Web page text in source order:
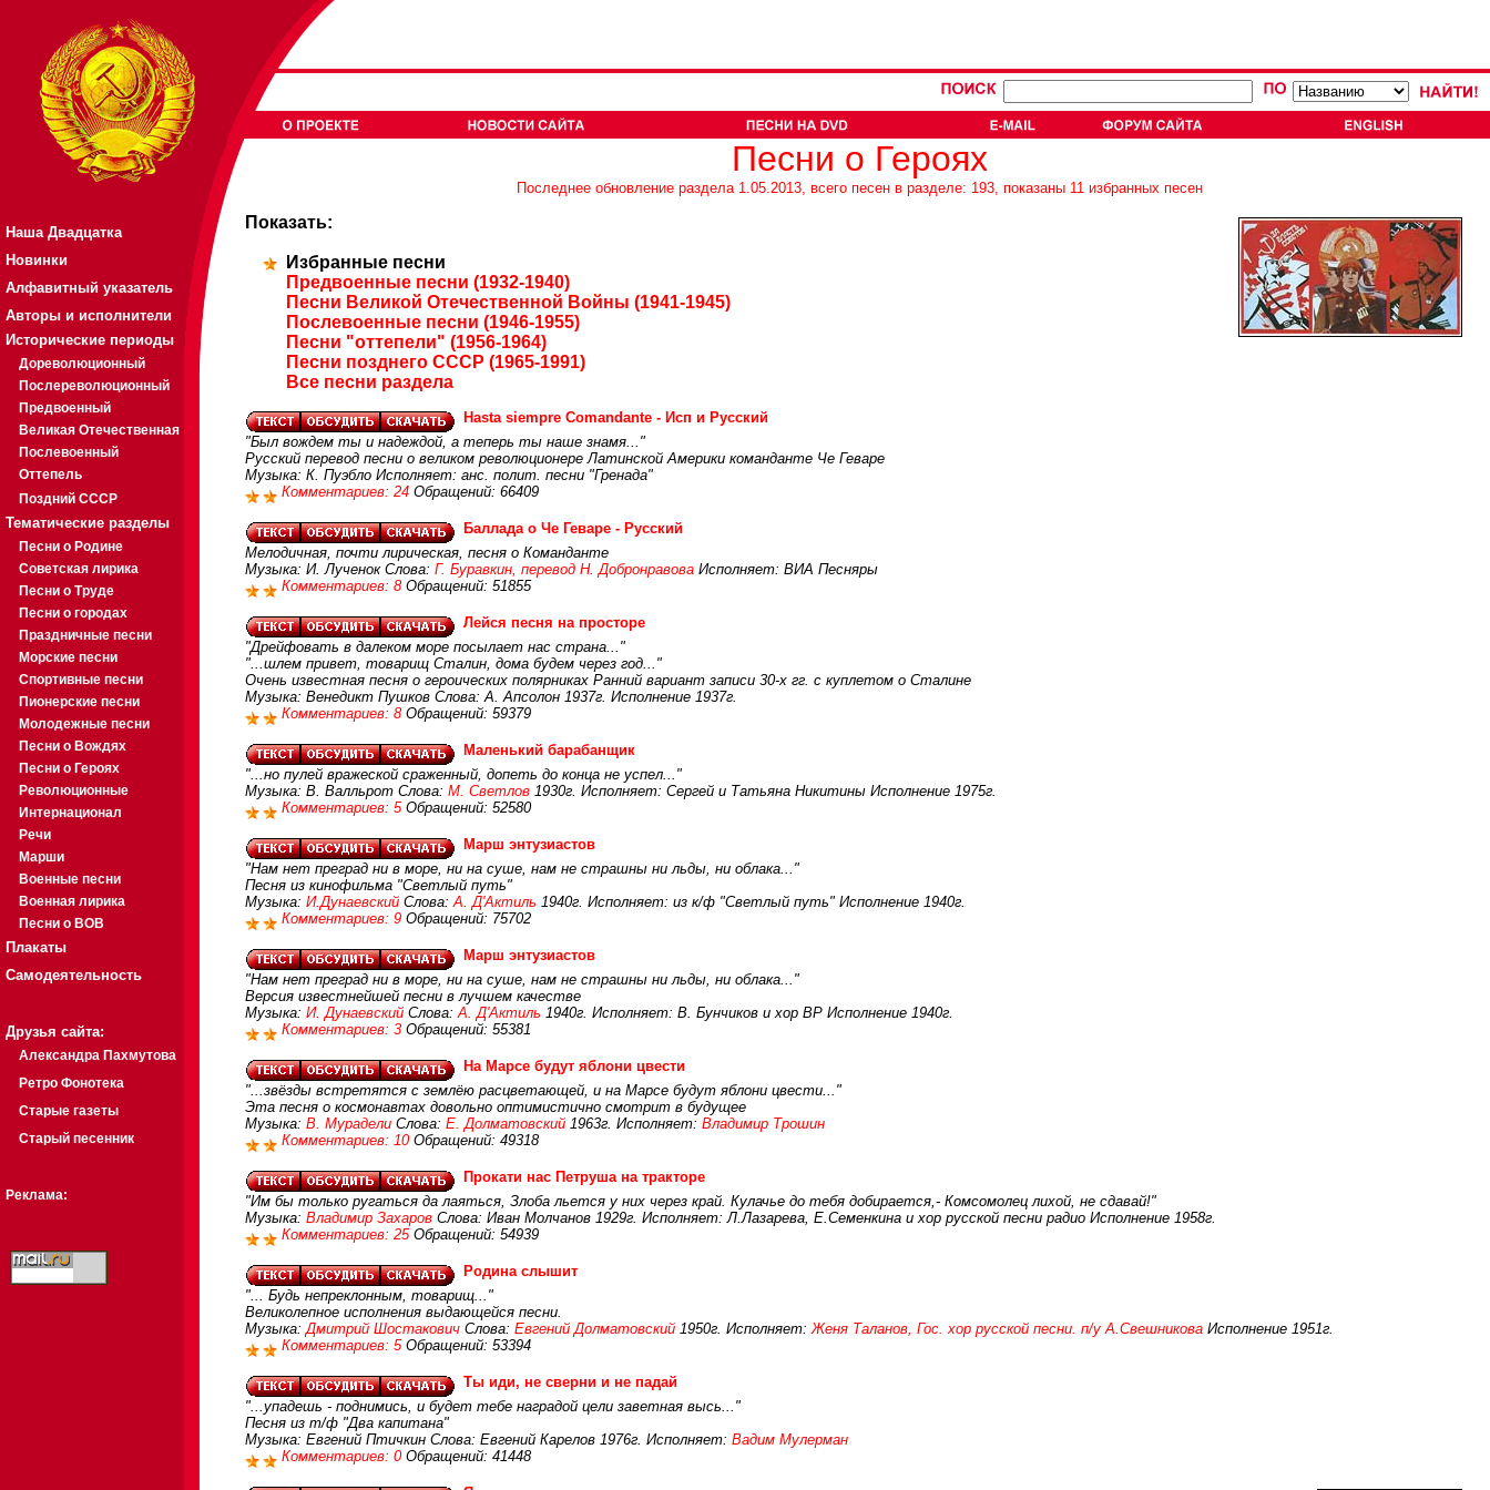
Наша Двадцатка
Новинки
Алфавитный указатель
Авторы и исполнители
Исторические периоды
Дореволюционный
Послереволюционный
Предвоенный
Великая Отечественная
Послевоенный
Оттепель
Поздний СССР
Тематические разделы
Песни о Родине
Советская лирика
Песни о Труде
Песни о городах
Праздничные песни
Морские песни
Спортивные песни
Пионерские песни
Молодежные песни
Песни о Вождях
Песни о Героях
Революционные
Интернационал
Речи
Марши
Военные песни
Военная лирика
Песни о ВОВ
Плакаты
Самодеятельность
Друзья сайта:
Александра Пахмутова
Ретро Фонотека
Старые газеты
Старый песенник
Реклама:
Песни о Героях
Последнее обновление раздела 1.05.2013, всего песен в разделе: 193, показаны 11 избранных песен
Показать:
Избранные песни
Предвоенные песни (1932-1940)
Песни Великой Отечественной Войны (1941-1945)
Послевоенные песни (1946-1955)
Песни "оттепели" (1956-1964)
Песни позднего СССР (1965-1991)
Все песни раздела
Hasta siempre Comandante - Исп и Русский
"Был вождем ты и надеждой, а теперь ты наше знамя..."
Русский перевод песни о великом революционере Латинской Америки команданте Че Геваре
Музыка: К. Пуэбло Исполняет: анс. полит. песни "Гренада"
Комментариев: 24 Обращений: 66409
Баллада о Че Геваре - Русский
Мелодичная, почти лирическая, песня о Команданте
Музыка: И. Лученок Слова: Г. Буравкин, перевод Н. Добронравова Исполняет: ВИА Песняры
Комментариев: 8 Обращений: 51855
Лейся песня на просторе
"Дрейфовать в далеком море посылает нас страна..."
"...шлем привет, товарищ Сталин, дома будем через год..."
Очень известная песня о героических полярниках Ранний вариант записи 30-х гг. с куплетом о Сталине
Музыка: Венедикт Пушков Слова: А. Апсолон 1937г. Исполнение 1937г.
Комментариев: 8 Обращений: 59379
Маленький барабанщик
"...но пулей вражеской сраженный, допеть до конца не успел..."
Музыка: В. Валльрот Слова: М. Светлов 1930г. Исполняет: Сергей и Татьяна Никитины Исполнение 1975г.
Комментариев: 5 Обращений: 52580
Марш энтузиастов
"Нам нет преград ни в море, ни на суше, нам не страшны ни льды, ни облака..."
Песня из кинофильма "Светлый путь"
Музыка: И.Дунаевский Слова:А. Д'Актиль 1940г. Исполняет: из к/ф "Светлый путь" Исполнение 1940г.
Комментариев: 9 Обращений: 75702
Марш энтузиастов
"Нам нет преград ни в море, ни на суше, нам не страшны ни льды, ни облака..."
Версия известнейшей песни в лучшем качестве
Музыка: И. Дунаевский Слова:А. Д'Актиль 1940г. Исполняет: В. Бунчиков и хор ВР Исполнение 1940г.
Комментариев: 3 Обращений: 55381
На Марсе будут яблони цвести
"...звёзды встретятся с землёю расцветающей, и на Марсе будут яблони цвести..."
Эта песня о космонавтах довольно оптимистично смотрит в будущее
Музыка: В. Мурадели Слова: Е. Долматовский 1963г. Исполняет: Владимир Трошин
Комментариев: 10 Обращений: 49318
Прокати нас Петруша на тракторе
"Им бы только ругаться да лаяться, Злоба льется у них через край. Кулачье до тебя добирается,- Комсомолец лихой, не сдавай!"
Музыка: Владимир Захаров Слова: Иван Молчанов 1929г. Исполняет: Л.Лазарева, Е.Семенкина и хор русской песни радио Исполнение 1958г.
Комментариев: 25 Обращений: 54939
Родина слышит
"... Будь непреклонным, товарищ..."
Великолепное исполнения выдающейся песни.
Музыка:Дмитрий Шостакович Слова: Евгений Долматовский 1950г. Исполняет:Женя Таланов, Гос. хор русской песни. п/у А.Свешникова Исполнение 1951г.
Комментариев: 5 Обращений: 53394
Ты иди, не сверни и не падай
"...упадешь - поднимись, и будет тебе наградой цели заветная высь..."
Песня из т/ф "Два капитана"
Музыка: Евгений Птичкин Слова: Евгений Карелов 1976г. Исполняет: Вадим Мулерман
Комментариев: 0 Обращений: 41448